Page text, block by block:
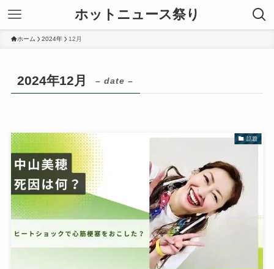
ホットニュース祭り
ホーム 2024年 12月
2024年12月 – date –
話題